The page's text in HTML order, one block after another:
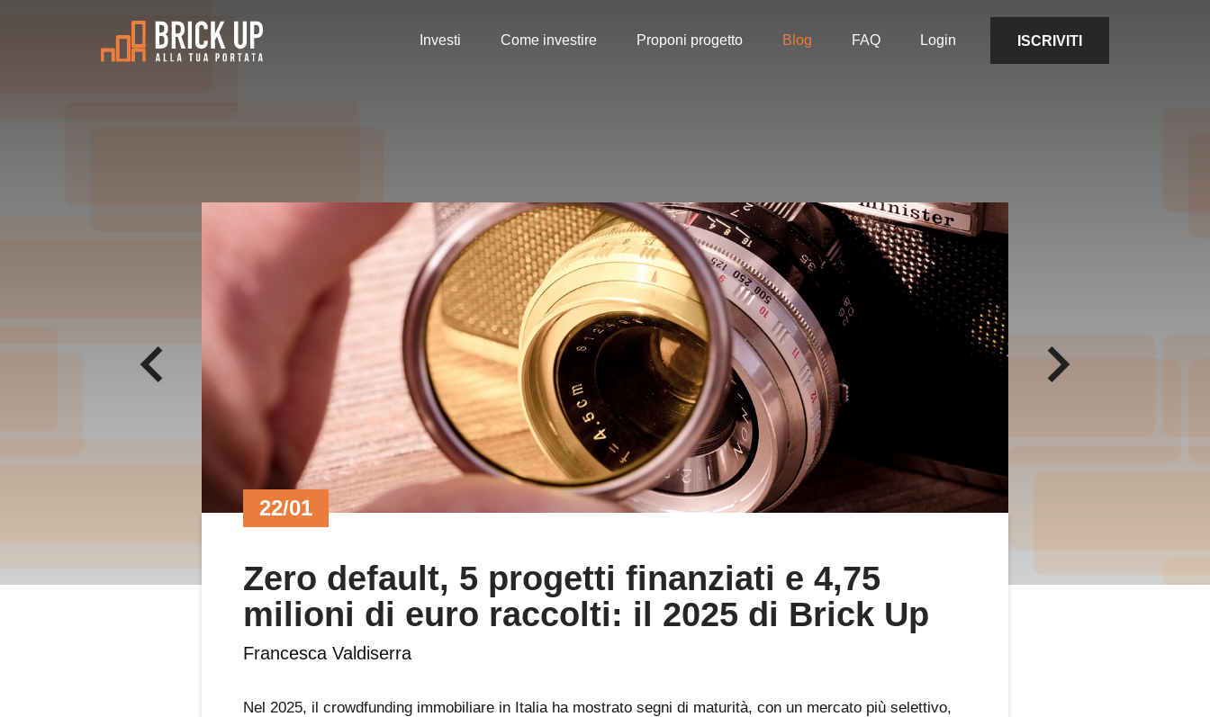
Investi Come investire Proponi progetto Blog FAQ Login ISCRIVITI
22/01
Zero default, 5 progetti finanziati e 4,75
milioni di euro raccolti: il 2025 di Brick Up
Francesca Valdiserra
Nel 2025, il crowdfunding immobiliare in Italia ha mostrato segni di maturità, con un mercato più selettivo,